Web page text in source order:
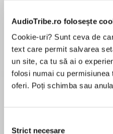
AudioTribe.ro folosește
Cookie-uri? Sunt ceva de
text care permit salvarea
un site, ca tu să ai o
folosi numai cu
oferi. Poți schimba sau
Strict necesare
mexican urcă pe scenă
după un concert
întreaga lume îl știe pe
În panteonul
„tonul universal“: îl
MAI MULT
Recenzii